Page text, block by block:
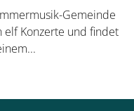
Gemeinde
elf Konzerte und findet